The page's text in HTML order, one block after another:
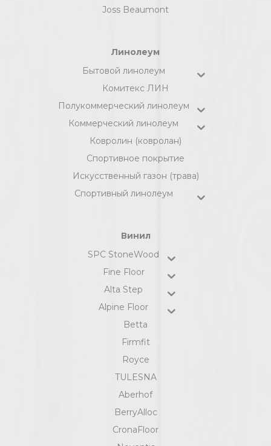
Joss Beaumont
Линолеум
Бытовой линолеум
Комитекс ЛИН
Полукоммерческий линолеум
Коммерческий линолеум
Ковролин (ковролан)
Спортивное покрытие
Искусственный газон (трава)
Спортивный линолеум
Винил
SPC StoneWood
Fine Floor
Alta Step
Alpine Floor
Betta
Firmfit
Royce
TULESNA
Aberhof
BerryAlloc
CronaFloor